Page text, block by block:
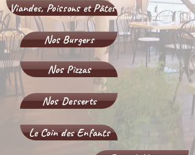
Viandes, Poissons et Pâtes
Nos Burgers
Nos Pizzas
Nos Desserts
Le Coin des Enfants